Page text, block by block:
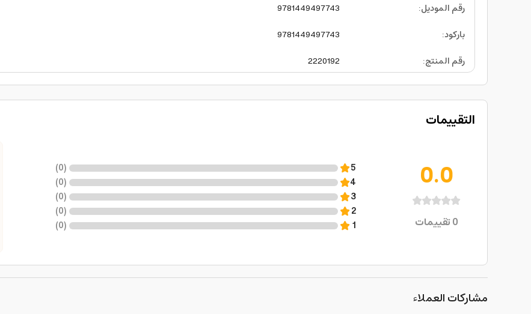
رقم الموديل:
9781449497743
باركود:
9781449497743
رقم المنتج:
2220192
التقييمات
0.0
0تقييمات
5
(
0
)
4
(
0
)
3
(
0
)
2
(
0
)
1
(
0
)
مشاركات العملاء